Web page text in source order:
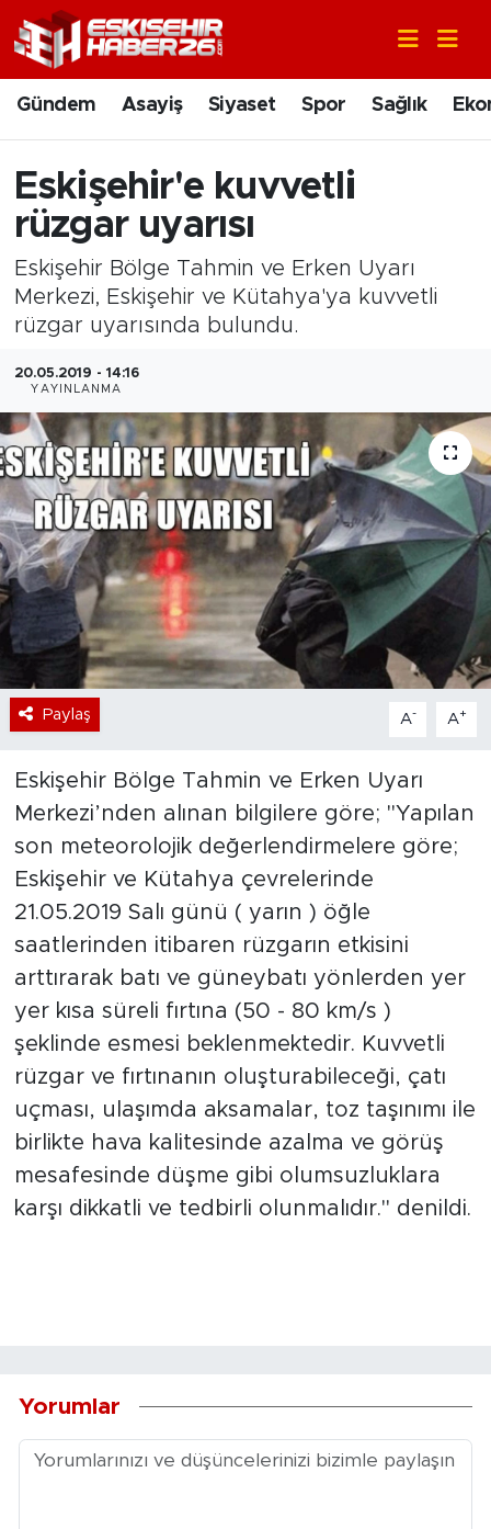
Gündem Asayiş Siyaset Spor Sağlık
Eskişehir'e kuvvetli
rüzgar uyarısı
Eskişehir Bölge Tahmin ve Erken Uyarı
Merkezi, Eskişehir ve Kütahya'ya kuvvetli
rüzgar uyarısında bulundu.
20.05.2019 - 14:16
YAYINLANMA
Paylaş A- A+
Eskişehir Bölge Tahmin ve Erken Uyarı
Merkezi’nden alınan bilgilere göre; "Yapılan
son meteorolojik değerlendirmelere göre;
Eskişehir ve Kütahya çevrelerinde
21.05.2019 Salı günü ( yarın ) öğle
saatlerinden itibaren rüzgarın etkisini
arttırarak batı ve güneybatı yönlerden yer
yer kısa süreli fırtına (50 - 80 km/s )
şeklinde esmesi beklenmektedir. Kuvvetli
rüzgar ve fırtınanın oluşturabileceği, çatı
uçması, ulaşımda aksamalar, toz taşınımı ile
birlikte hava kalitesinde azalma ve görüş
mesafesinde düşme gibi olumsuzluklara
karşı dikkatli ve tedbirli olunmalıdır." denildi.
Yorumlar
Gündem
Asayiş
Siyaset
Sağlık
Eğitim
Sanat
Bölge
Teknoloji
Magazin
Dünya
Nöbetçi Eczaneler
Hava Durumu
Trafik Durumu
Tüm Manşetler
Haber Arşivi